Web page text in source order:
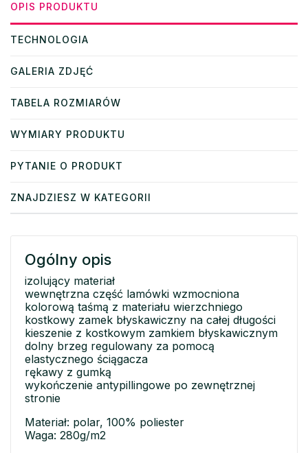
OPIS PRODUKTU
TECHNOLOGIA
GALERIA ZDJĘĆ
TABELA ROZMIARÓW
WYMIARY PRODUKTU
PYTANIE O PRODUKT
ZNAJDZIESZ W KATEGORII
Ogólny opis
izolujący materiał
wewnętrzna część lamówki wzmocniona
kolorową taśmą z materiału wierzchniego
kostkowy zamek błyskawiczny na całej długości
kieszenie z kostkowym zamkiem błyskawicznym
dolny brzeg regulowany za pomocą
elastycznego ściągacza
rękawy z gumką
wykończenie antypillingowe po zewnętrznej
stronie
Materiał: polar, 100% poliester
Waga: 280g/m2